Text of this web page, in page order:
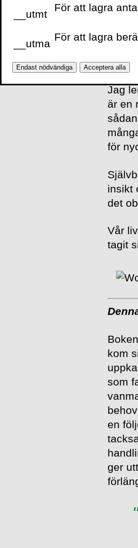
–
Jag
är en
för
insikt
det
Vår
tagit
kom
som
en
ger
__utmt
För att lagra
__utma
För att lagra
Endast nödvändiga Acceptera alla